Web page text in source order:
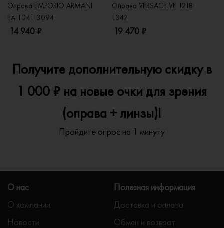
Оправа EMPORIO ARMANI
EA 1041 3094
14 940 ₽
Оправа VERSACE VE 1218
1342
19 470 ₽
Получите дополнительную скидку в
1 000 ₽ на новые очки для зрения
(оправа + линзы)!
Пройдите опрос на 1 минуту
О нас
О компании
Новости
Полезная информация
Доставка и оплата
Обмен и возврат